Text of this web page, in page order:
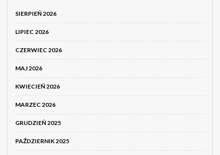
SIERPIEŃ 2026
LIPIEC 2026
CZERWIEC 2026
MAJ 2026
KWIECIEŃ 2026
MARZEC 2026
GRUDZIEŃ 2025
PAŹDZIERNIK 2025